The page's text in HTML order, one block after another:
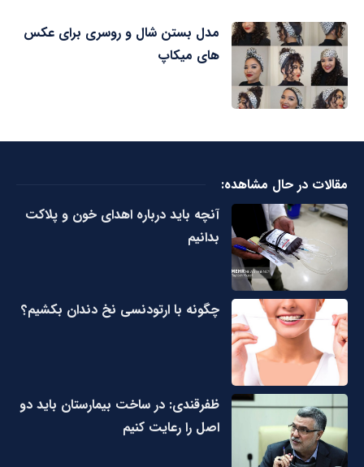
مدل بستن شال و روسری برای عکس
های میکاپ
مقالات در حال مشاهده:
آنچه باید درباره اهدای خون و پلاکت
بدانیم
چگونه با ارتودنسی نخ دندان بکشیم؟
ظفرقندی: در ساخت بیمارستان باید دو
اصل را رعایت کنیم